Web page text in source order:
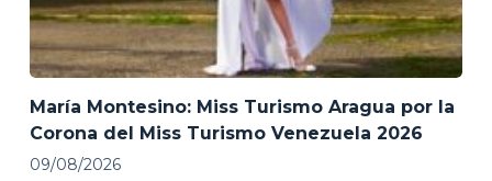
María Montesino: Miss Turismo Aragua por la
Corona del Miss Turismo Venezuela 2026
09/08/2026